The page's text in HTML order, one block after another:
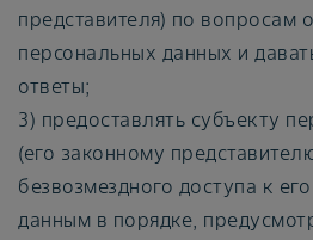
представителя) по вопросам
персональных данных и
ответы;
3) предоставлять субъекту
(его законному
безвозмездного доступа к
данным в порядке,